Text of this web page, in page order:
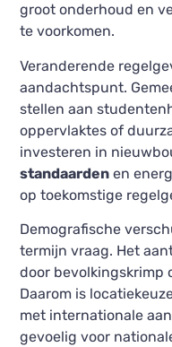
groot onderhoud en
te voorkomen.
Veranderende
aandachtspunt.
stellen aan
oppervlaktes of
investeren in
standaarden en
op toekomstige
Demografische
termijn vraag. Het
door bevolkingskrimp
Daarom is
met internationale
gevoelig voor